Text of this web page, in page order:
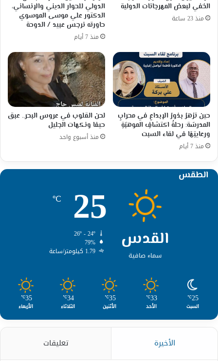
الخفي لبعض المهرجانات الدولية
منذ 23 ساعة
الدولي للحوار الديني والإنساني،
الدكتور علي موسى الموسوي
حاورته نرجس عبيد / الدوحة
منذ 7 أيام
حين تزهرُ بذورُ الإبداعِ في محرابِ
المدرسَة: رحلةُ اكتشافِ الموهبَةِ
ورعايتِهَا في لقاء السبت
منذ 7 أيام
لحن القلوب في عروس البحر.. عبق
حيفا ونكهات الجليل
منذ أسبوع واحد
الطقس
القدس
سماء صافية
25
℃
79%
1.79 كيلومتر/ساعة
25
℃
السبت
33
℃
الأحد
35
℃
الأثنين
34
℃
الثلاثاء
35
℃
الأربعاء
الأخيرة تعليقات